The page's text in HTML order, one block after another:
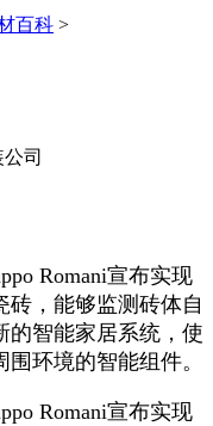
百科 >
司
Romani宣布实现
砖，能够监测砖体自
的智能家居系统，使
环境的智能组件。
Romani宣布实现